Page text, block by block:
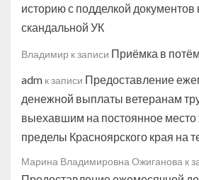
историю с подделкой документов
скандальной УК
Владимир к записи Приёмка в
adm к записи Предоставление
денежной выплаты ветеранам
выехавшим на постоянное место
пределы Красноярского края на
Марина Владимировна Ожиганова к